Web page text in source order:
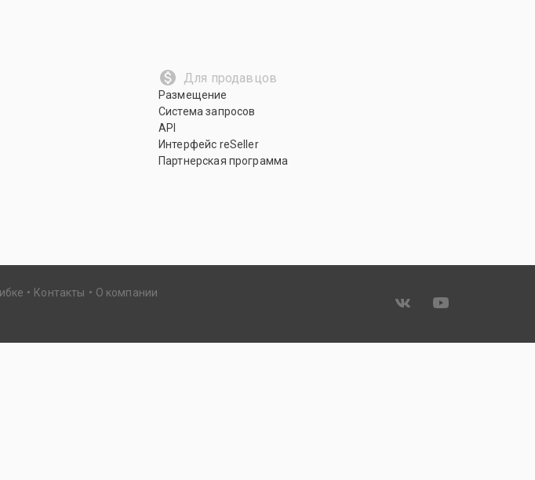
Для продавцов
Размещение
Система запросов
API
Интерфейс reSeller
Партнерская программа
Контакты О компании